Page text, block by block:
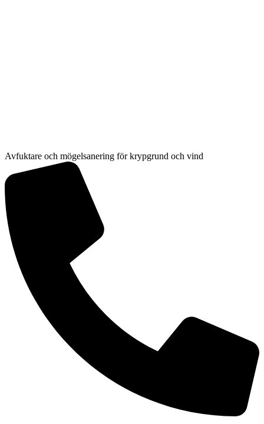
Avfuktare och mögelsanering för krypgrund och vind